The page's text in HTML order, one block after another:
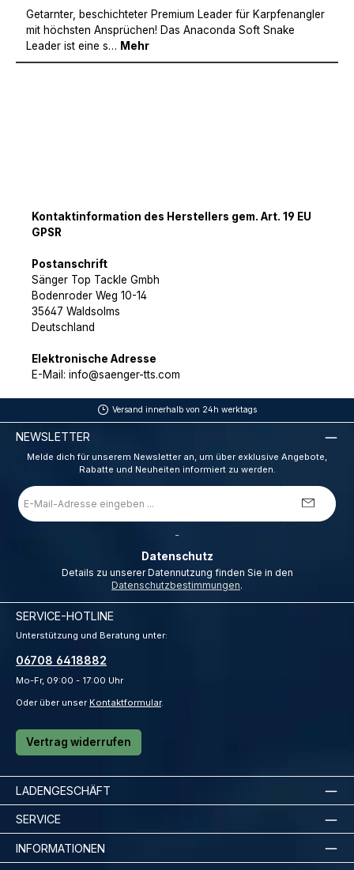
Getarnter, beschichteter Premium Leader für Karpfenangler
mit höchsten Ansprüchen! Das Anaconda Soft Snake
Leader ist eine s… Mehr
Kontaktinformation des Herstellers gem. Art. 19 EU
GPSR
Postanschrift
Sänger Top Tackle Gmbh
Bodenroder Weg 10-14
35647 Waldsolms
Deutschland
Elektronische Adresse
E-Mail: info@saenger-tts.com
Versand innerhalb von 24h werktags
NEWSLETTER
Melde dich für unserem Newsletter an, um über exklusive Angebote,
Rabatte und Neuheiten informiert zu werden.
E-
Mail-
Adresse
Datenschutz
Datenschutzbestimmungen.
SERVICE-HOTLINE
Unterstützung und Beratung unter:
06708 6418882
Mo-Fr, 09:00 - 17:00 Uhr
Oder über unser Kontaktformular.
Vertrag widerrufen
LADENGESCHÄFT
SERVICE
INFORMATIONEN